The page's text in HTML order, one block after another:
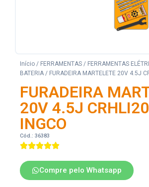
Início / FERRAMENTAS / FERRAMENTAS
BATERIA / FURADEIRA MARTELETE 20V 4.5J
FURADEIRA
20V 4.5J
INGCO
Cód.: 36383
Compre pelo Whatsapp